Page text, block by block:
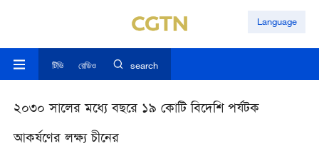
Language
টিভি রেডিও search
২০৩০ সালের মধ্যে বছরে ১৯ কোটি বিদেশি পর্যটক
আকর্ষণের লক্ষ্য চীনের